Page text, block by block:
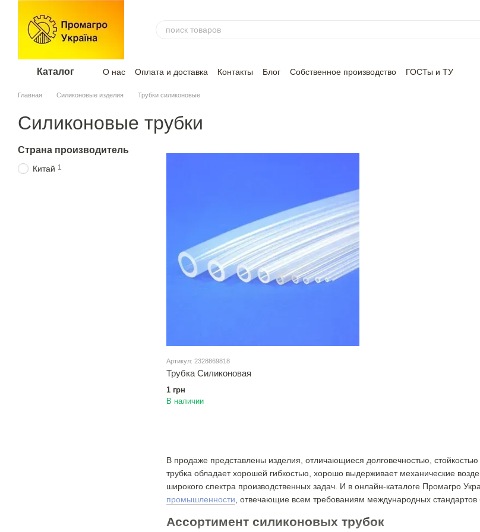
Каталог О нас Оплата и доставка Контакты Блог Собственное производство ГОСТы и ТУ
Главная Силиконовые изделия Трубки силиконовые
Силиконовые трубки
В продаже представлены изделия, отличающиеся долговечностью,
трубка обладает хорошей гибкостью, хорошо выдерживает механические
широкого спектра производственных задач. И в онлайн-каталоге Промагро
промышленности , отвечающие всем требованиям международных стандартов
Ассортимент силиконовых трубок
Артикул: 2328869818
Трубка Силиконовая
1 грн
В наличии
Страна производитель
Китай 1